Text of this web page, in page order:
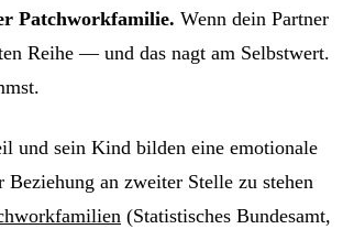
Patchworkfamilie. Wenn dein Partner
Reihe — und das nagt am Selbstwert.
und sein Kind bilden eine emotionale
an zweiter Stelle zu stehen
(Statistisches Bundesamt,